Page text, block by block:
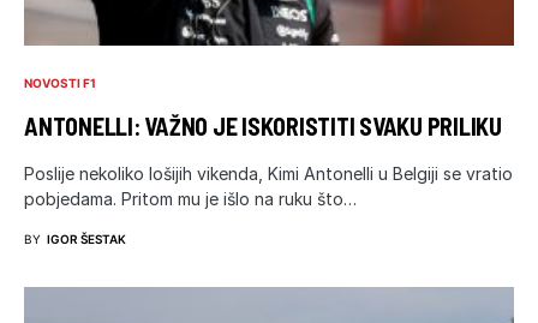
NOVOSTI F1
ANTONELLI: VAŽNO JE ISKORISTITI SVAKU PRILIKU
Poslije nekoliko lošijih vikenda, Kimi Antonelli u Belgiji se vratio
pobjedama. Pritom mu je išlo na ruku što…
BY IGOR ŠESTAK